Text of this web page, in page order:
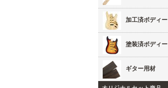
加工済ボディー
塗装済ボディー
ギター用材